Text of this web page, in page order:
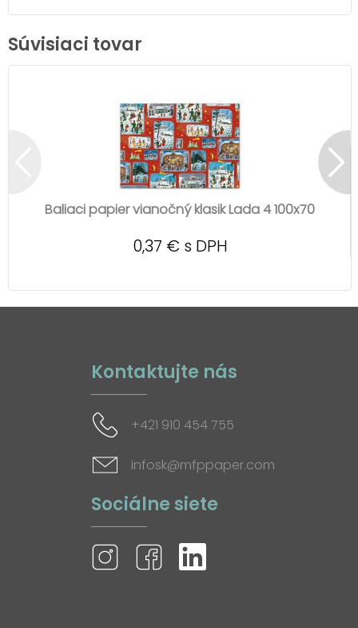
Súvisiaci tovar
Baliaci papier vianočný klasik Lada 4 100x70
0,37 € s DPH
Kontaktujte nás
+421 910 454 755
infosk@mfppaper.com
Sociálne siete